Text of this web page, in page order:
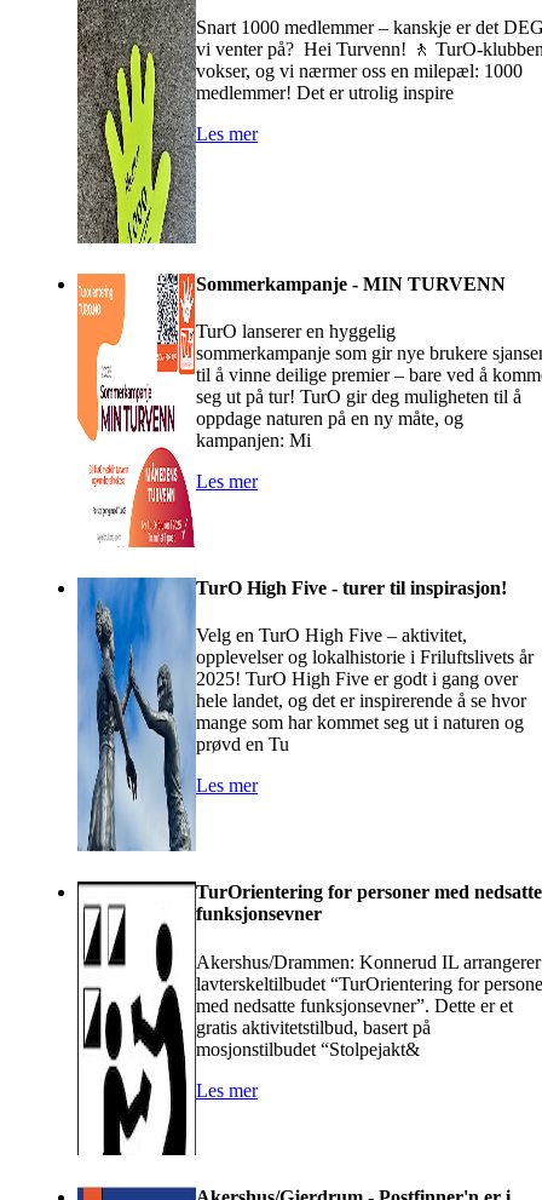
Snart 1000 medlemmer – kanskje er det
vi venter på? Hei Turvenn! 🚶‍ TurO-
vokser, og vi nærmer oss en milepæl: 1000
medlemmer! Det er utrolig inspire
Les mer
Sommerkampanje - MIN TURVENN
TurO lanserer en hyggelig
sommerkampanje som gir nye brukere
til å vinne deilige premier – bare ved å
seg ut på tur! TurO gir deg muligheten til å
oppdage naturen på en ny måte, og
kampanjen: Mi
Les mer
TurO High Five - turer til inspirasjon!
Velg en TurO High Five – aktivitet,
opplevelser og lokalhistorie i Friluftslivets år
2025! TurO High Five er godt i gang over
hele landet, og det er inspirerende å se hvor
mange som har kommet seg ut i naturen og
prøvd en Tu
Les mer
TurOrientering for personer med nedsatte
funksjonsevner
Akershus/Drammen: Konnerud IL arrangerer
lavterskeltilbudet “TurOrientering for
med nedsatte funksjonsevner”. Dette er et
gratis aktivitetstilbud, basert på
mosjonstilbudet “Stolpejakt&
Les mer